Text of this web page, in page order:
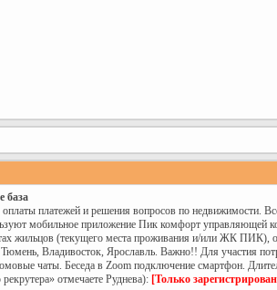
база
платежей и решения вопросов по недвижимости.
мобильное приложение Пик комфорт управляющей
жильцов (текущего места проживания и/или ЖК ПИК),
Владивосток, Ярославль. Важно!! Для участия
чаты. Беседа в Zoom подключение смартфон.
отмечаете Руднева): [Только